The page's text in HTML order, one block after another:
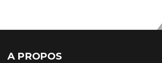
A PROPOS